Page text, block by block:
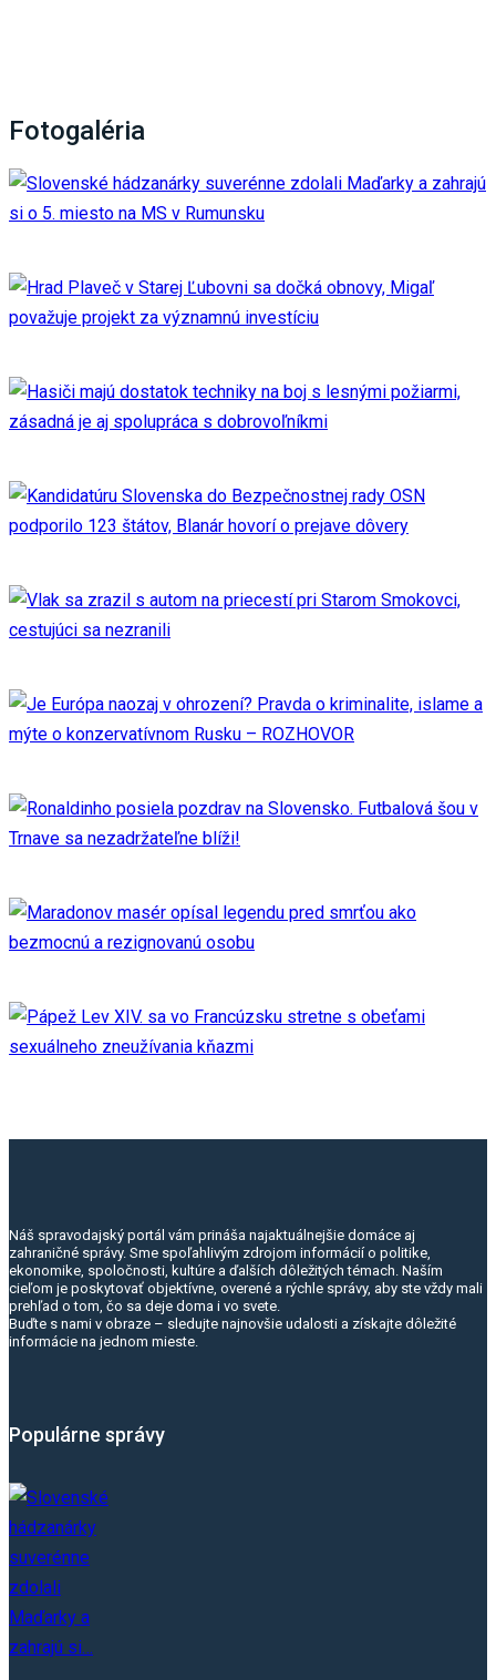
Fotogaléria
Náš spravodajský portál vám prináša najaktuálnejšie domáce aj
zahraničné správy. Sme spoľahlivým zdrojom informácií o politike,
ekonomike, spoločnosti, kultúre a ďalších dôležitých témach. Naším
cieľom je poskytovať objektívne, overené a rýchle správy, aby ste vždy mali
prehľad o tom, čo sa deje doma i vo svete.
Buďte s nami v obraze – sledujte najnovšie udalosti a získajte dôležité
informácie na jednom mieste.
Populárne správy